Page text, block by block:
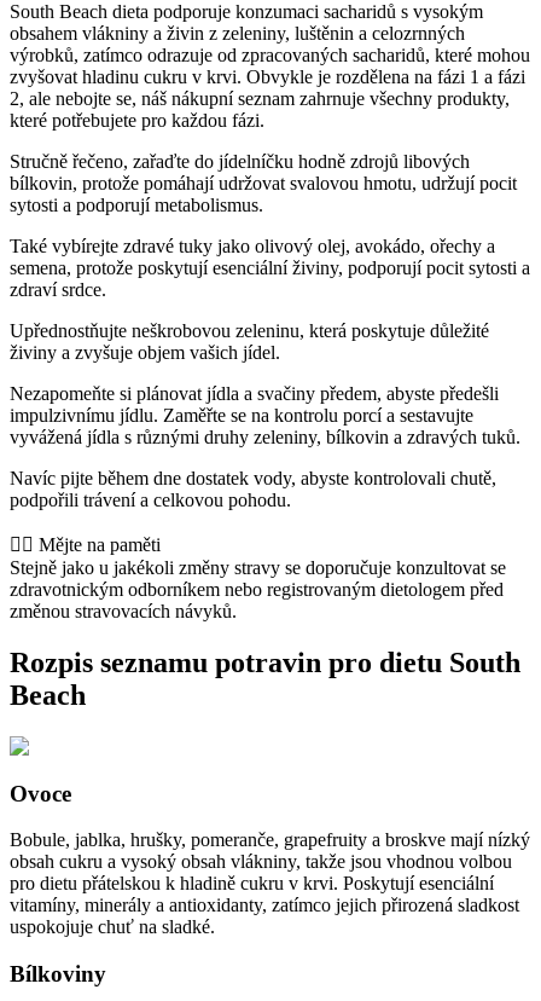
South Beach dieta podporuje konzumaci sacharidů s vysokým
obsahem vlákniny a živin z zeleniny, luštěnin a celozrnných
výrobků, zatímco odrazuje od zpracovaných sacharidů, které mohou
zvyšovat hladinu cukru v krvi. Obvykle je rozdělena na fázi 1 a fázi
2, ale nebojte se, náš nákupní seznam zahrnuje všechny produkty,
které potřebujete pro každou fázi.
Stručně řečeno, zařaďte do jídelníčku hodně zdrojů libových
bílkovin, protože pomáhají udržovat svalovou hmotu, udržují pocit
sytosti a podporují metabolismus.
Také vybírejte zdravé tuky jako olivový olej, avokádo, ořechy a
semena, protože poskytují esenciální živiny, podporují pocit sytosti a
zdraví srdce.
Upřednostňujte neškrobovou zeleninu, která poskytuje důležité
živiny a zvyšuje objem vašich jídel.
Nezapomeňte si plánovat jídla a svačiny předem, abyste předešli
impulzivnímu jídlu. Zaměřte se na kontrolu porcí a sestavujte
vyvážená jídla s různými druhy zeleniny, bílkovin a zdravých tuků.
Navíc pijte během dne dostatek vody, abyste kontrolovali chutě,
podpořili trávení a celkovou pohodu.
👨‍⚕️️ Mějte na paměti
Stejně jako u jakékoli změny stravy se doporučuje konzultovat se
zdravotnickým odborníkem nebo registrovaným dietologem před
změnou stravovacích návyků.
Rozpis seznamu potravin pro dietu South
Beach
Ovoce
Bobule, jablka, hrušky, pomeranče, grapefruity a broskve mají nízký
obsah cukru a vysoký obsah vlákniny, takže jsou vhodnou volbou
pro dietu přátelskou k hladině cukru v krvi. Poskytují esenciální
vitamíny, minerály a antioxidanty, zatímco jejich přirozená sladkost
uspokojuje chuť na sladké.
Bílkoviny